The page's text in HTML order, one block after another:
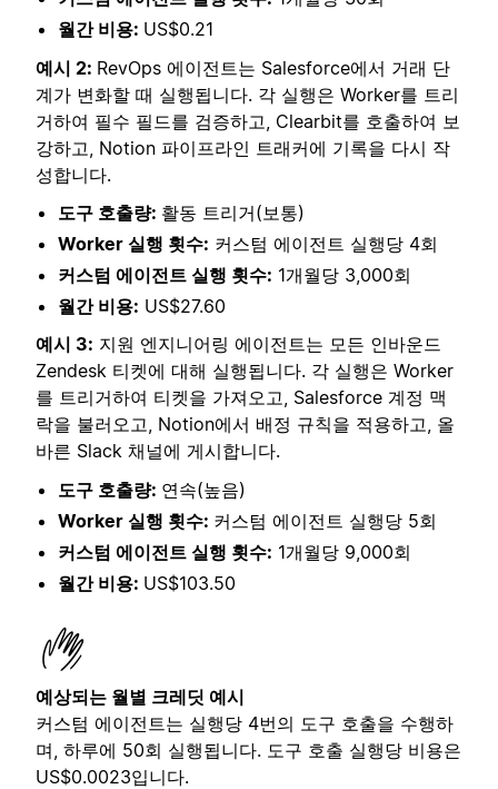
월간 비용: US$0.21
예시 2: RevOps 에이전트는 Salesforce에서 거래 단
계가 변화할 때 실행됩니다. 각 실행은 Worker를 트리
거하여 필수 필드를 검증하고, Clearbit를 호출하여 보
강하고, Notion 파이프라인 트래커에 기록을 다시 작
성합니다.
도구 호출량: 활동 트리거(보통)
Worker 실행 횟수: 커스텀 에이전트 실행당 4회
커스텀 에이전트 실행 횟수: 1개월당 3,000회
월간 비용: US$27.60
예시 3: 지원 엔지니어링 에이전트는 모든 인바운드
Zendesk 티켓에 대해 실행됩니다. 각 실행은 Worker
를 트리거하여 티켓을 가져오고, Salesforce 계정 맥
락을 불러오고, Notion에서 배정 규칙을 적용하고, 올
바른 Slack 채널에 게시합니다.
도구 호출량: 연속(높음)
Worker 실행 횟수: 커스텀 에이전트 실행당 5회
커스텀 에이전트 실행 횟수: 1개월당 9,000회
월간 비용: US$103.50
예상되는 월별 크레딧 예시
커스텀 에이전트는 실행당 4번의 도구 호출을 수행하
며, 하루에 50회 실행됩니다. 도구 호출 실행당 비용은
US$0.0023입니다.